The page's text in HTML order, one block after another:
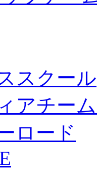
スクール
アチー
ロード